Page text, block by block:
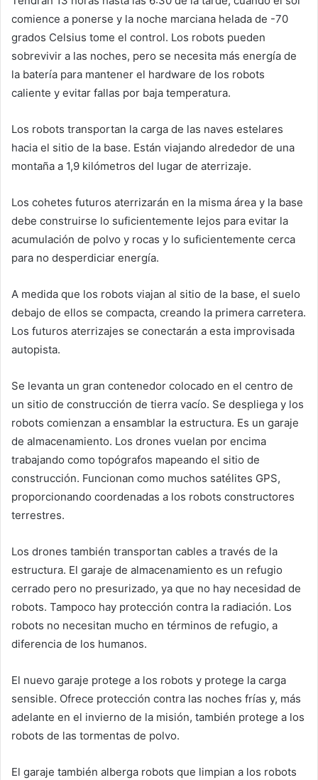
comience a ponerse y la noche marciana helada de -70
grados Celsius tome el control. Los robots pueden
sobrevivir a las noches, pero se necesita más energía de
la batería para mantener el hardware de los robots
caliente y evitar fallas por baja temperatura.
Los robots transportan la carga de las naves estelares
hacia el sitio de la base. Están viajando alrededor de una
montaña a 1,9 kilómetros del lugar de aterrizaje.
Los cohetes futuros aterrizarán en la misma área y la base
debe construirse lo suficientemente lejos para evitar la
acumulación de polvo y rocas y lo suficientemente cerca
para no desperdiciar energía.
A medida que los robots viajan al sitio de la base, el suelo
debajo de ellos se compacta, creando la primera carretera.
Los futuros aterrizajes se conectarán a esta improvisada
autopista.
Se levanta un gran contenedor colocado en el centro de
un sitio de construcción de tierra vacío. Se despliega y los
robots comienzan a ensamblar la estructura. Es un garaje
de almacenamiento. Los drones vuelan por encima
trabajando como topógrafos mapeando el sitio de
construcción. Funcionan como muchos satélites GPS,
proporcionando coordenadas a los robots constructores
terrestres.
Los drones también transportan cables a través de la
estructura. El garaje de almacenamiento es un refugio
cerrado pero no presurizado, ya que no hay necesidad de
robots. Tampoco hay protección contra la radiación. Los
robots no necesitan mucho en términos de refugio, a
diferencia de los humanos.
El nuevo garaje protege a los robots y protege la carga
sensible. Ofrece protección contra las noches frías y, más
adelante en el invierno de la misión, también protege a los
robots de las tormentas de polvo.
El garaje también alberga robots que limpian a los robots